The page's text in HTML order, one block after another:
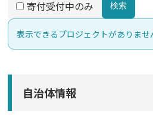
寄付受付中のみ 検索
表示できるプロジェクトがありませ
自治体情報